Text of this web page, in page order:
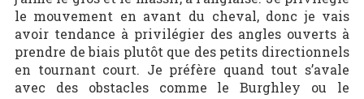
le mouvement en avant du cheval, donc je vais
avoir tendance à privilégier des angles ouverts à
prendre de biais plutôt que des petits directionnels
en tournant court. Je préfère quand tout s’avale
avec des obstacles comme le Burghley ou le